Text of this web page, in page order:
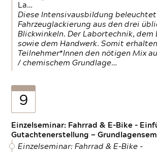
La…
Diese Intensivausbildung beleuchtet
Fahrzeuglackierung aus den drei
Blickwinkeln. Der Labortechnik, dem
sowie dem Handwerk. Somit
Teilnehmer*Innen den nötigen Mix
/ chemischem Grundlage…
9
Einzelseminar: Fahrrad & E-Bike -
Gutachtenerstellung —
Einzelseminar: Fahrrad & E-Bike -